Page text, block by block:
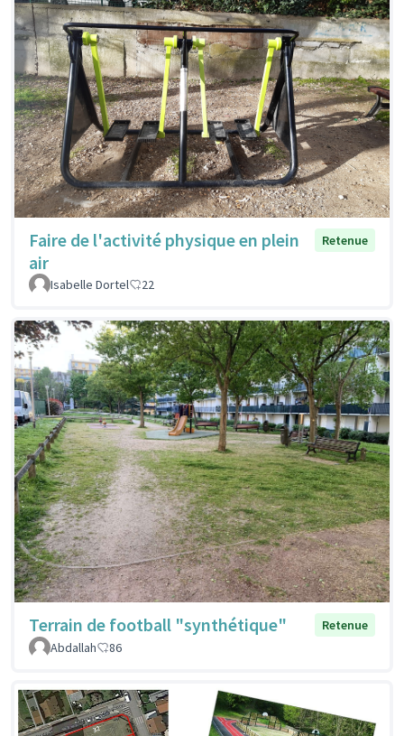
Faire de l'activité physique en plein
air
Retenue
Isabelle Dortel 22
Terrain de football "synthétique"
Retenue
Abdallah
86